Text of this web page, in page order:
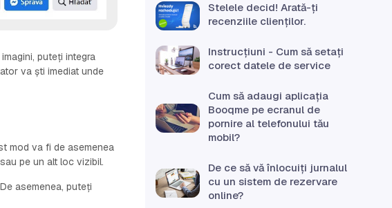
puteți integra
va ști imediat unde
mod va fi de asemenea
pe un alt loc vizibil.
asemenea, puteți
Stelele decid! Arată-ți
recenziile clienților.
Instrucțiuni - Cum să setați
corect datele de service
Cum să adaugi aplicația
Booqme pe ecranul de
pornire al telefonului tău
mobil?
De ce să vă înlocuiți jurnalul
cu un sistem de rezervare
online?